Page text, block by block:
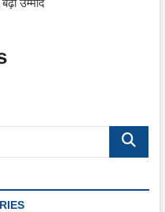
उम्मीदें
Search